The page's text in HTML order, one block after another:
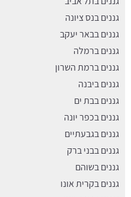
גננים בנס ציונה
גננים בבאר יעקב
גננים ברמלה
גננים ברמת השרון
גננים ביבנה
גננים בבת ים
גננים בכפר יונה
גננים בגבעתיים
גננים בבני ברק
גננים בשוהם
גננים בקרית אונו